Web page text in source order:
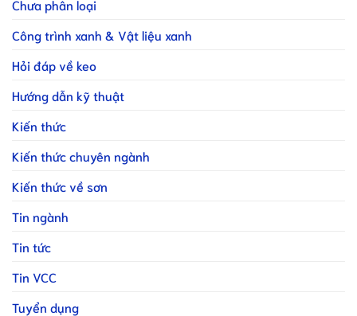
Chưa phân loại
Công trình xanh & Vật liệu xanh
Hỏi đáp về keo
Hướng dẫn kỹ thuật
Kiến thức
Kiến thức chuyên ngành
Kiến thức về sơn
Tin ngành
Tin tức
Tin VCC
Tuyển dụng